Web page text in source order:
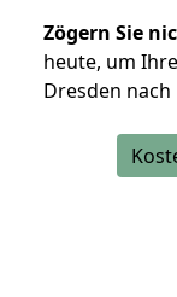
Zögern Sie
heute, um
Dresden